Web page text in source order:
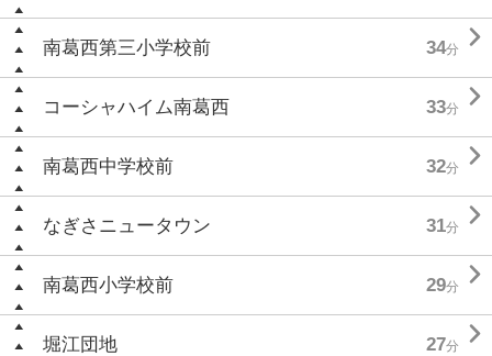
南葛西第三小学校前 34分 
コーシャハイム南葛西 33分 
南葛西中学校前 32分 
なぎさニュータウン 31分 
南葛西小学校前 29分 
堀江団地 27分 